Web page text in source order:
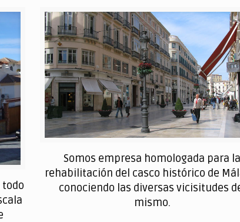
Somos empresa homologada para la
rehabilitación del casco histórico de
conociendo las diversas vicisitudes
mismo.